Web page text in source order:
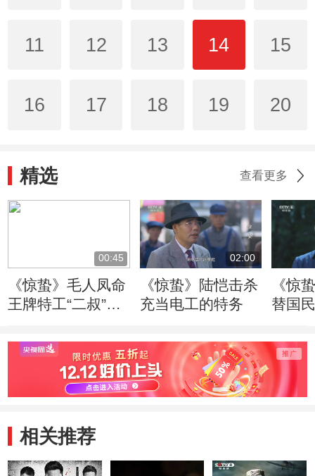
11 12 13 14 15
16 17 18 19 20
精选 查看更多
00:45
《惊蛰》毛人凤命
王牌特工“二叔”担
02:00
《惊蛰》陆恺击杀
充当电工的特务
《惊
替国
相关推荐